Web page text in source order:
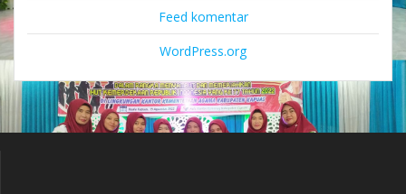
Feed komentar
WordPress.org